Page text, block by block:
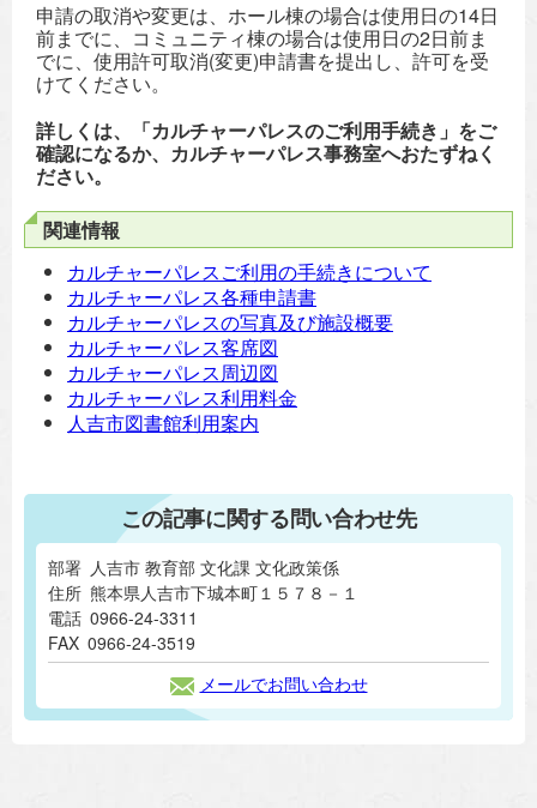
申請の取消や変更は、ホール棟の場合は使用日の14日
前までに、コミュニティ棟の場合は使用日の2日前ま
でに、使用許可取消(変更)申請書を提出し、許可を受
けてください。
詳しくは、「カルチャーパレスのご利用手続き」をご
確認になるか、カルチャーパレス事務室へおたずねく
ださい。
関連情報
カルチャーパレスご利用の手続きについて
カルチャーパレス各種申請書
カルチャーパレスの写真及び施設概要
カルチャーパレス客席図
カルチャーパレス周辺図
カルチャーパレス利用料金
人吉市図書館利用案内
この記事に関する問い合わせ先
部署 人吉市 教育部 文化課 文化政策係
住所 熊本県人吉市下城本町１５７８－１
電話 0966-24-3311
FAX 0966-24-3519
メールでお問い合わせ